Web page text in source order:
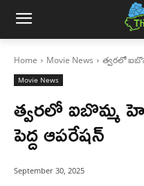
Home Movie News త్వరలో
Movie News
త్వరలో ఐబొమ్మ
పెద్ద ఆపరేషన్
September 30, 2025